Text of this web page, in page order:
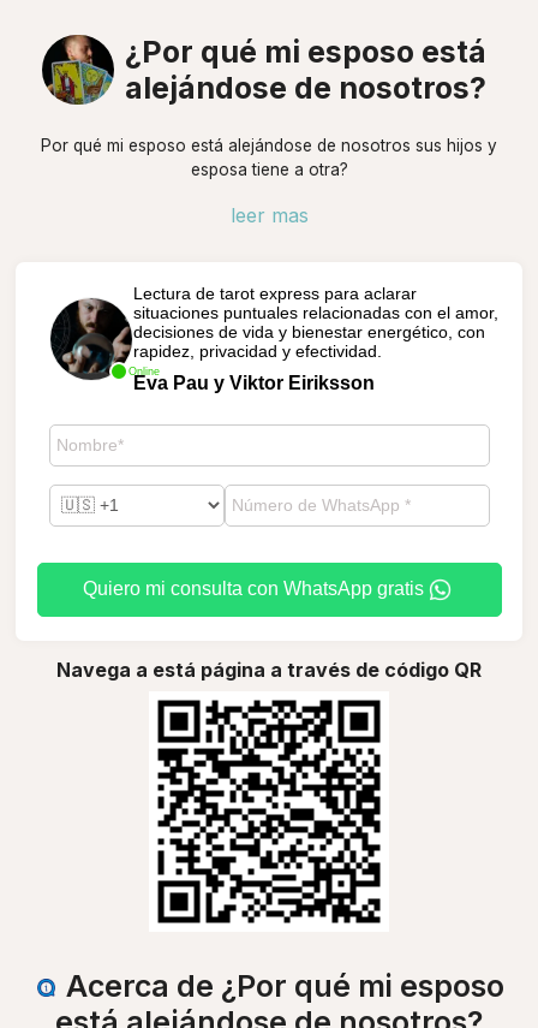
¿Por qué mi esposo está
alejándose de nosotros?
Por qué mi esposo está alejándose de nosotros sus hijos y
esposa tiene a otra?
leer mas
Online
Lectura de tarot express para aclarar
situaciones puntuales relacionadas con el amor,
decisiones de vida y bienestar energético, con
rapidez, privacidad y efectividad.
Eva Pau y Viktor Eiriksson
Quiero mi consulta con WhatsApp gratis
Navega a está página a través de código QR
Acerca de ¿Por qué mi esposo